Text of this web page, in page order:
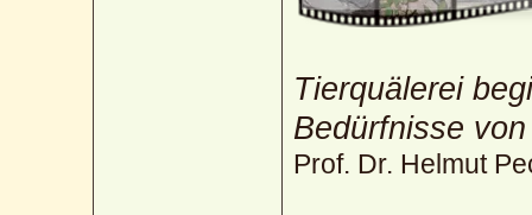
Tierquälerei
Bedürfnisse
Prof. Dr. Helmut